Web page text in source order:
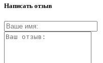
Написать отзыв